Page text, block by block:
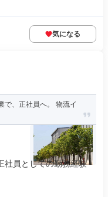
気になる
で、正社員へ。 物流イ
員としての勤務経験